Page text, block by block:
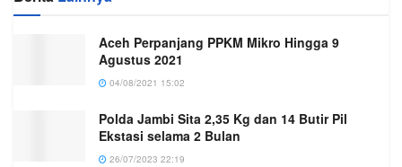
Aceh Perpanjang PPKM Mikro Hingga 9
Agustus 2021
04/08/2021 15:02
Polda Jambi Sita 2,35 Kg dan 14 Butir Pil
Ekstasi selama 2 Bulan
26/07/2023 22:19